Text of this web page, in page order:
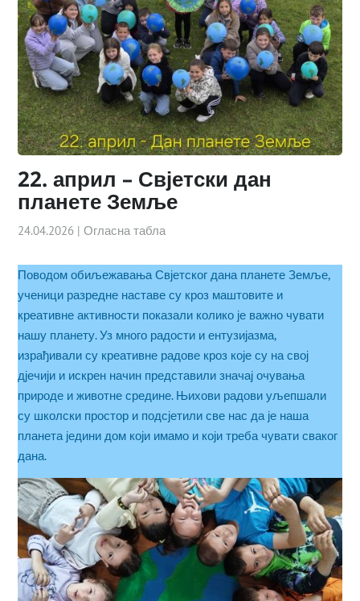
22. април – Свјетски дан
планете Земље
24.04.2026 |Огласна табла
Поводом обиљежавања Свјетског дана планете Земље,
ученици разредне наставе су кроз маштовите и
креативне активности показали колико је важно чувати
нашу планету. Уз много радости и ентузијазма,
израђивали су креативне радове кроз које су на свој
дјечији и искрен начин представили значај очувања
природе и животне средине. Њихови радови уљепшали
су школски простор и подсјетили све нас да је наша
планета једини дом који имамо и који треба чувати сваког
дана.